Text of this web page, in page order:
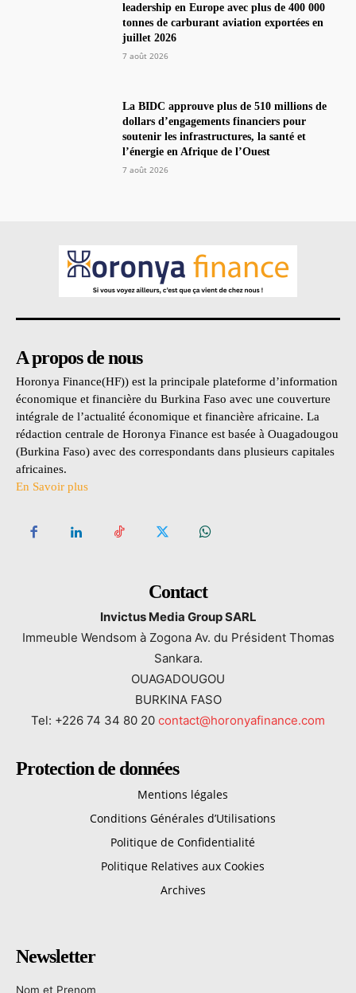
leadership en Europe avec plus de 400 000
tonnes de carburant aviation exportées en
juillet 2026
7 août 2026
La BIDC approuve plus de 510 millions de
dollars d’engagements financiers pour
soutenir les infrastructures, la santé et
l’énergie en Afrique de l’Ouest
7 août 2026
A propos de nous
Horonya Finance(HF)) est la principale plateforme d’information
économique et financière du Burkina Faso avec une couverture
intégrale de l’actualité économique et financière africaine. La
rédaction centrale de Horonya Finance est basée à Ouagadougou
(Burkina Faso) avec des correspondants dans plusieurs capitales
africaines.
En Savoir plus
Contact
Invictus Media Group SARL
Immeuble Wendsom à Zogona Av. du Président Thomas
Sankara.
OUAGADOUGOU
BURKINA FASO
Tel: +226 74 34 80 20 contact@horonyafinance.com
Protection de données
Mentions légales
Conditions Générales d’Utilisations
Politique de Confidentialité
Politique Relatives aux Cookies
Archives
Newsletter
Nom et Prenom